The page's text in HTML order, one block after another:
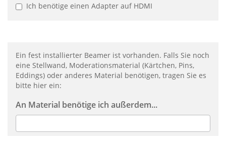
Ich benötige einen Adapter auf HDMI
Ein fest installierter Beamer ist vorhanden. Falls Sie noch
eine Stellwand, Moderationsmaterial (Kärtchen, Pins,
Eddings) oder anderes Material benötigen, tragen Sie es
bitte hier ein:
An Material benötige ich außerdem...